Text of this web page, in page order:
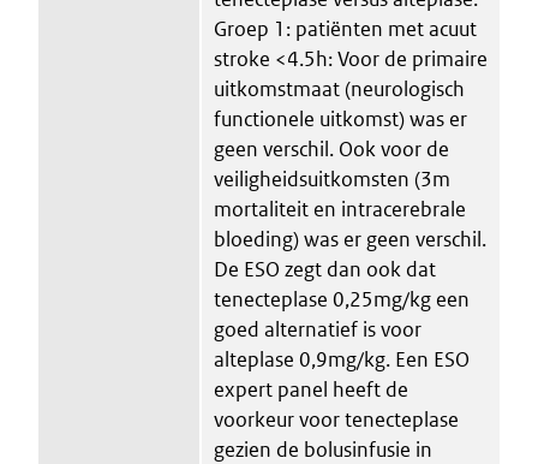
Groep 1: patiënten met acuut
stroke <4.5h: Voor de primaire
uitkomstmaat (neurologisch
functionele uitkomst) was er
geen verschil. Ook voor de
veiligheidsuitkomsten (3m
mortaliteit en intracerebrale
bloeding) was er geen verschil.
De ESO zegt dan ook dat
tenecteplase 0,25mg/kg een
goed alternatief is voor
alteplase 0,9mg/kg. Een ESO
expert panel heeft de
voorkeur voor tenecteplase
gezien de bolusinfusie in